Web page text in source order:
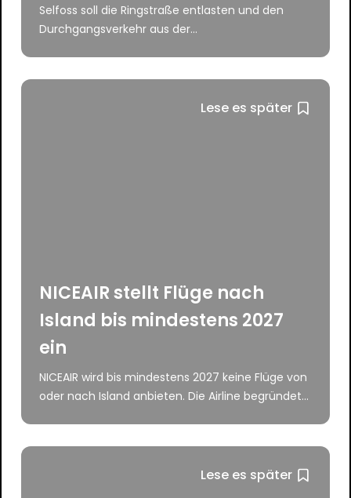
Selfoss soll die Ringstraße entlasten und den
Durchgangsverkehr aus der...
Lese es später
NICEAIR stellt Flüge nach
Island bis mindestens 2027
ein
NICEAIR wird bis mindestens 2027 keine Flüge von
oder nach Island anbieten. Die Airline begründet...
Lese es später